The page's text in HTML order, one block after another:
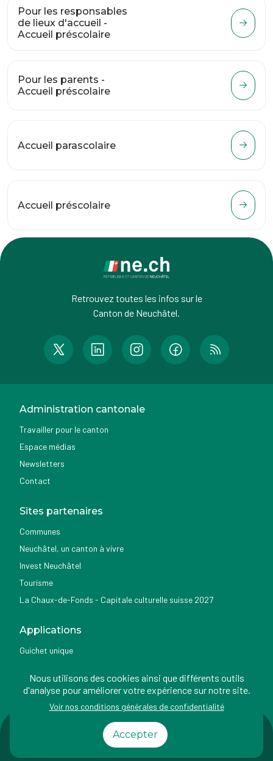
Pour les responsables
de lieux d'accueil -
Accueil préscolaire
Pour les parents -
Accueil préscolaire
Accueil parascolaire
Accueil préscolaire
Retrouvez toutes les infos sur le
Canton de Neuchâtel.
Administration cantonale
Travailler pour le canton
Espace médias
Newsletters
Contact
Sites partenaires
Communes
Neuchâtel, un canton à vivre
Invest Neuchâtel
Tourisme
La Chaux-de-Fonds - Capitale culturelle suisse 2027
Applications
Guichet unique
Nemo news
Conditions
d'utilisation
Protection des
données
Nous utilisons des cookies ainsi que différents outils
d'analyse pour améliorer votre expérience sur notre site.
Voir nos conditions générales de confidentialité
Accepter